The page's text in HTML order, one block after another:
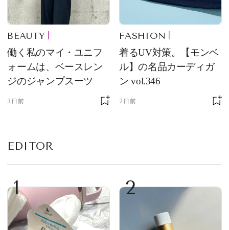
BEAUTY
働く私のマイ・ユニフ
ォームは、ベースレン
ジのジャンプスーツ
3日前
FASHION
着るUV対策。【モンベ
ル】の名品カーディガ
ン vol.346
2日前
EDITOR
1 2